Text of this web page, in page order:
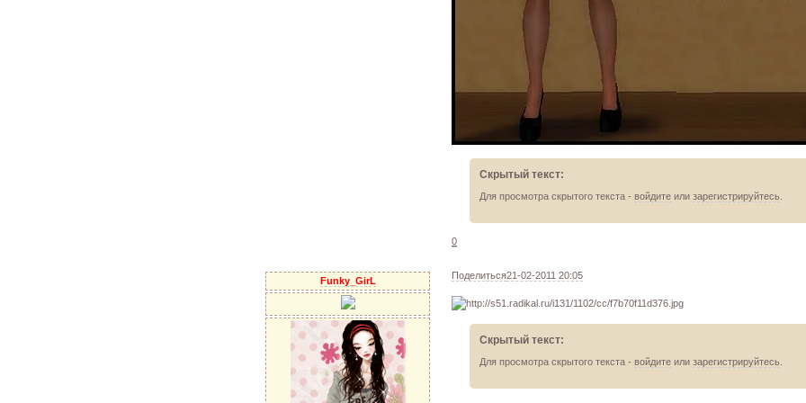
Скрытый текст:
Для просмотра скрытого текста - войдитеили зарегистрируйтесь.
0
Поделиться21-02-2011 20:05
Funky_GirL
Скрытый текст:
Для просмотра скрытого текста - войдитеили зарегистрируйтесь.